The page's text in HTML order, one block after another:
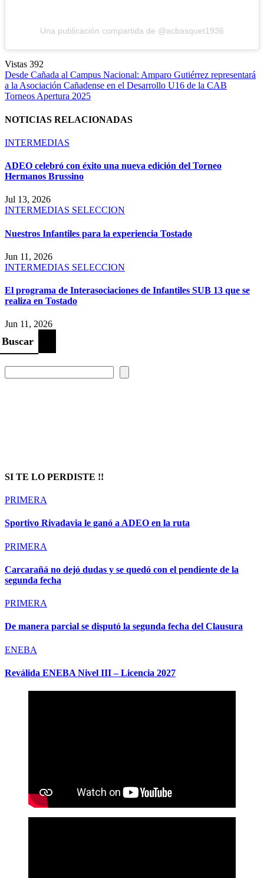
Una publicación compartida de @acbasquet1936
Vistas 392
Navegación
de
Desde Cañada al Campus Nacional: Amparo Gutiérrez representará
a la Asociación Cañadense en el Desarrollo U16 de la CAB
Torneos Apertura 2025
NOTICIAS RELACIONADAS
INTERMEDIAS
ADEO celebró con éxito una nueva edición del Torneo
Hermanos Brussino
Jul 13, 2026
INTERMEDIAS SELECCION
Nuestros Infantiles para la experiencia Tostado
Jun 11, 2026
INTERMEDIAS SELECCION
El programa de Interasociaciones de Infantiles SUB 13 que se
realiza en Tostado
Jun 11, 2026
Buscar
SI TE LO PERDISTE !!
PRIMERA
Sportivo Rivadavia le ganó a ADEO en la ruta
PRIMERA
Carcarañá no dejó dudas y se quedó con el pendiente de la
segunda fecha
PRIMERA
De manera parcial se disputó la segunda fecha del Clausura
ENEBA
Reválida ENEBA Nivel III – Licencia 2027